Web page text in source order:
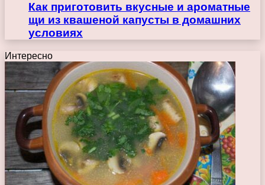
Как приготовить вкусные и ароматные
щи из квашеной капусты в домашних
условиях
Интересно